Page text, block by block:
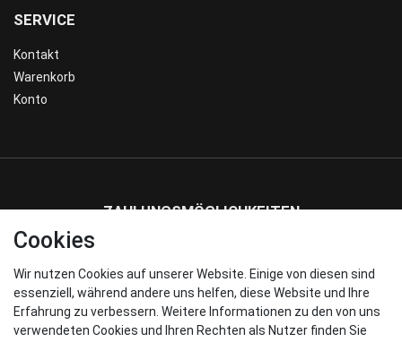
SERVICE
Kontakt
Warenkorb
Konto
ZAHLUNGSMÖGLICHKEITEN
WIR VERSENDEN MIT
Cookies
Wir nutzen Cookies auf unserer Website. Einige von diesen sind
essenziell, während andere uns helfen, diese Website und Ihre
Erfahrung zu verbessern. Weitere Informationen zu den von uns
verwendeten Cookies und Ihren Rechten als Nutzer finden Sie